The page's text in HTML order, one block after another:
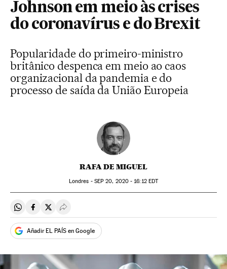
Johnson em meio às crises
do coronavírus e do Brexit
Popularidade do primeiro-ministro
britânico despenca em meio ao caos
organizacional da pandemia e do
processo de saída da União Europeia
RAFA DE MIGUEL
Londres - SEP 20, 2020 - 16:12EDT
Compartir en Whatsapp
Compartir en Facebook
Compartir en Twitter
Desplegar Redes Sociales
Añadir EL PAÍS en Google